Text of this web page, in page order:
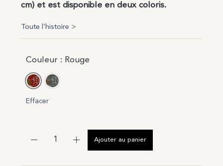
cm) et est disponible en deux coloris.
Toute l’histoire >
Couleur : Rouge
RougeBleu
Effacer
Ajouter au panier